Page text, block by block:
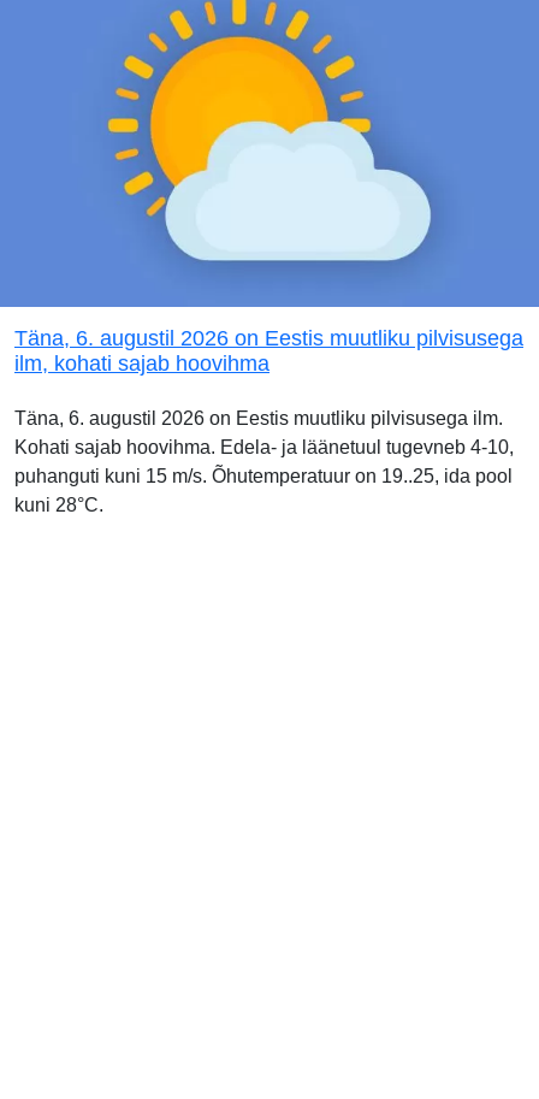
Täna, 6. augustil 2026 on Eestis muutliku pilvisusega
ilm, kohati sajab hoovihma
Täna, 6. augustil 2026 on Eestis muutliku pilvisusega ilm.
Kohati sajab hoovihma. Edela- ja läänetuul tugevneb 4-10,
puhanguti kuni 15 m/s. Õhutemperatuur on 19..25, ida pool
kuni 28°C.